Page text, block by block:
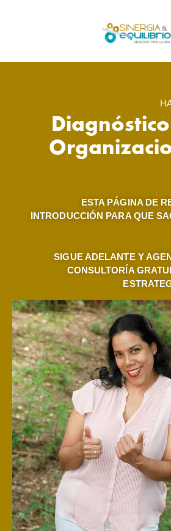
ESTA PÁGINA DE
INTRODUCCIÓN PARA QUE
SIGUE ADELANTE Y
CONSULTORÍA